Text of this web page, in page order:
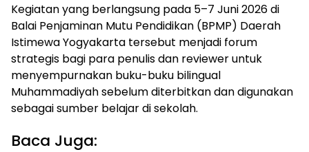
Kegiatan yang berlangsung pada 5–7 Juni 2026 di
Balai Penjaminan Mutu Pendidikan (BPMP) Daerah
Istimewa Yogyakarta tersebut menjadi forum
strategis bagi para penulis dan reviewer untuk
menyempurnakan buku-buku bilingual
Muhammadiyah sebelum diterbitkan dan digunakan
sebagai sumber belajar di sekolah.
Baca Juga: